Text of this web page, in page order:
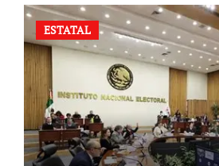
ESTATAL